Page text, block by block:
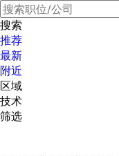
搜索
推荐
最新
附近
区域
技术
筛选